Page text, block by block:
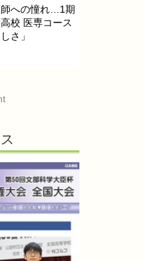
師への憧れ…1期
校 医専コース
さ」